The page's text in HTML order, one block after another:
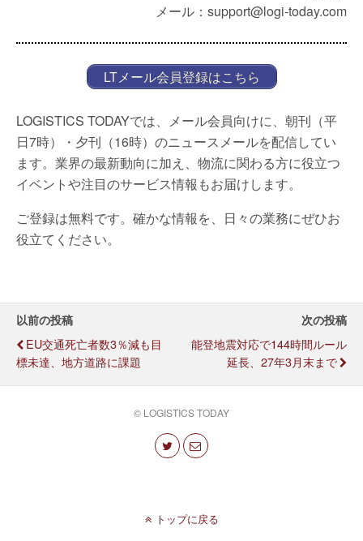
メール：support@logi-today.com
LTメール会員登録はこちら
LOGISTICS TODAYでは、メール会員向けに、朝刊（平
日7時）・夕刊（16時）のニュースメールを配信してい
ます。業界の最新動向に加え、物流に関わる方に役立つ
イベントや注目のサービス情報もお届けします。
ご登録は無料です。確かな情報を、日々の業務にぜひお
役立てください。
以前の投稿
EU交通死亡者数3％減も目
標未達、地方道路に課題
次の投稿
能登地震対応で144時間ルール
延長、27年3月末まで
© LOGISTICS TODAY
トップに戻る